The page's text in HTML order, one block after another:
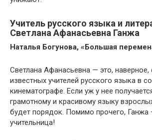
Учитель русского языка и
Светлана Афанасьевна Ганжа
Наталья Богунова, «Большая
Светлана Афанасьевна — это,
известных учителей русского языка в
кинематографе. Если уж у нее
грамотному и красивому языку
будет порядок. Помимо прочего, Ганжа
учительница!